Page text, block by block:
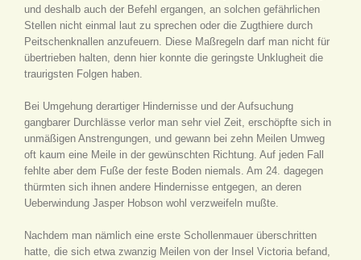
und deshalb auch der Befehl ergangen, an solchen gefährlichen
Stellen nicht einmal laut zu sprechen oder die Zugthiere durch
Peitschenknallen anzufeuern. Diese Maßregeln darf man nicht für
übertrieben halten, denn hier konnte die geringste Unklugheit die
traurigsten Folgen haben.
Bei Umgehung derartiger Hindernisse und der Aufsuchung
gangbarer Durchlässe verlor man sehr viel Zeit, erschöpfte sich in
unmäßigen Anstrengungen, und gewann bei zehn Meilen Umweg
oft kaum eine Meile in der gewünschten Richtung. Auf jeden Fall
fehlte aber dem Fuße der feste Boden niemals. Am 24. dagegen
thürmten sich ihnen andere Hindernisse entgegen, an deren
Ueberwindung Jasper Hobson wohl verzweifeln mußte.
Nachdem man nämlich eine erste Schollenmauer überschritten
hatte, die sich etwa zwanzig Meilen von der Insel Victoria befand,